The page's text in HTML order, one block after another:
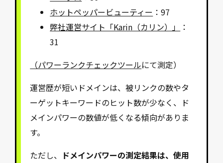
ホットペッパービューティー ：97
弊社運営サイト「Karin（カリン）」
：
31
（パワーランクチェックツールにて測定）
運営歴が短いドメインは、被リンクの数やタ
ーゲットキーワードのヒット数が少なく、ド
メインパワーの数値が低くなる傾向がありま
す。
ただし、
ドメインパワーの測定結果は、使用